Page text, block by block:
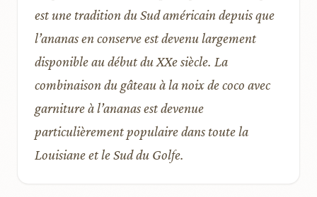
est une tradition du Sud américain depuis que
l’ananas en conserve est devenu largement
disponible au début du XXe siècle. La
combinaison du gâteau à la noix de coco avec
garniture à l’ananas est devenue
particulièrement populaire dans toute la
Louisiane et le Sud du Golfe.